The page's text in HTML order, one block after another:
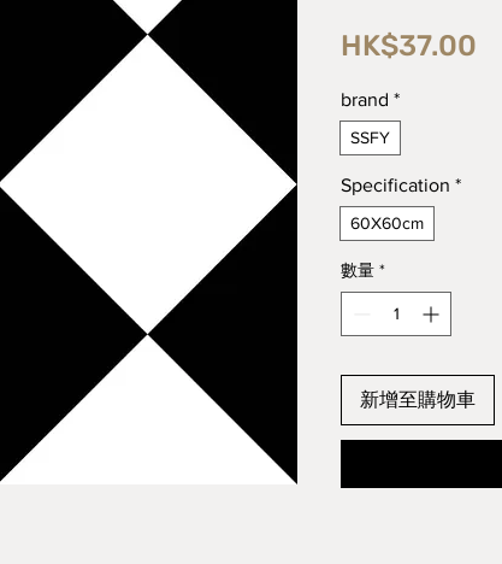
HK$37.00
brand *
SSFY
Specification *
60X60cm
數量 *
新增至購物車